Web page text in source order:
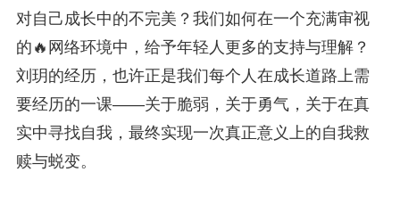
对自己成长中的不完美？我们如何在一个充满审视
的🔥网络环境中，给予年轻人更多的支持与理解？
刘玥的经历，也许正是我们每个人在成长道路上需
要经历的一课——关于脆弱，关于勇气，关于在真
实中寻找自我，最终实现一次真正意义上的自我救
赎与蜕变。